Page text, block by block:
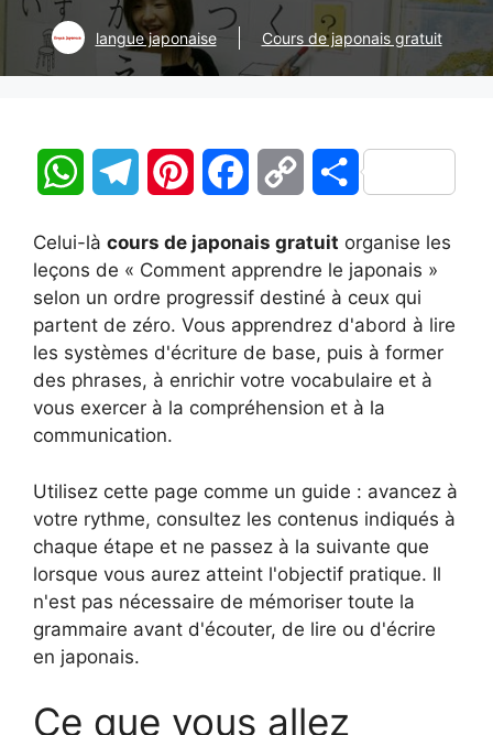
langue japonaise Cours de japonais gratuit
W
a
t
s
A
p
l
e
g
r
m
n
t
e
r
s
t
c
e
b
o
k
p
y
L
i
k
P
r
t
a
g
r
Celui-là cours de japonais gratuit organise les
leçons de « Comment apprendre le japonais »
selon un ordre progressif destiné à ceux qui
partent de zéro. Vous apprendrez d'abord à lire
les systèmes d'écriture de base, puis à former
des phrases, à enrichir votre vocabulaire et à
vous exercer à la compréhension et à la
communication.
Utilisez cette page comme un guide : avancez à
votre rythme, consultez les contenus indiqués à
chaque étape et ne passez à la suivante que
lorsque vous aurez atteint l'objectif pratique. Il
n'est pas nécessaire de mémoriser toute la
grammaire avant d'écouter, de lire ou d'écrire
en japonais.
Ce que vous allez